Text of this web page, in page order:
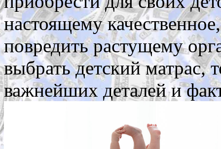
настоящему
повредить растущему
выбрать детский
важнейших деталей и